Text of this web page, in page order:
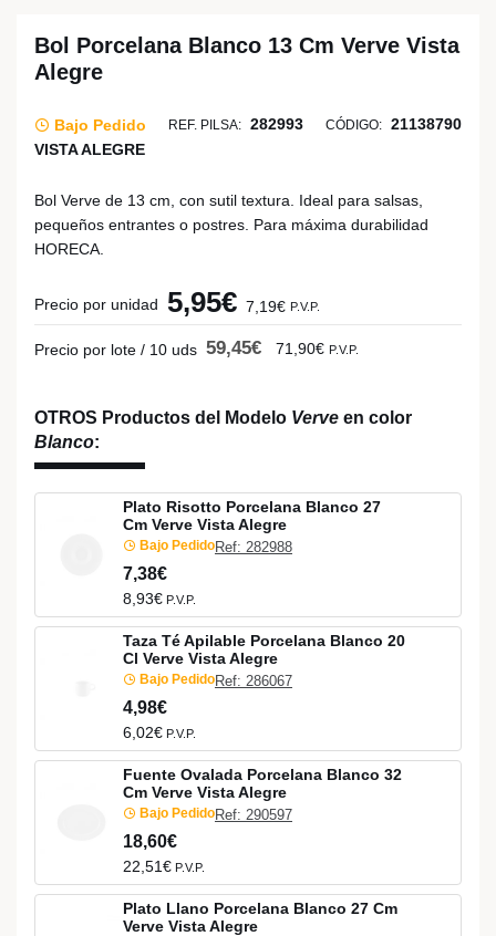
Bol Porcelana Blanco 13 Cm Verve Vista
Alegre
Bajo Pedido REF. PILSA: 282993 CÓDIGO: 21138790
VISTA ALEGRE
Bol Verve de 13 cm, con sutil textura. Ideal para salsas,
pequeños entrantes o postres. Para máxima durabilidad
HORECA.
Precio por unidad 5,95€ 7,19€ P.V.P.
Precio por lote / 10 uds 59,45€ 71,90€ P.V.P.
OTROS Productos del Modelo Verve en color
Blanco:
Plato Risotto Porcelana Blanco 27
Cm Verve Vista Alegre
Bajo PedidoRef: 282988
7,38€
8,93€ P.V.P.
Taza Té Apilable Porcelana Blanco 20
Cl Verve Vista Alegre
Bajo PedidoRef: 286067
4,98€
6,02€ P.V.P.
Fuente Ovalada Porcelana Blanco 32
Cm Verve Vista Alegre
Bajo PedidoRef: 290597
18,60€
22,51€ P.V.P.
Plato Llano Porcelana Blanco 27 Cm
Verve Vista Alegre